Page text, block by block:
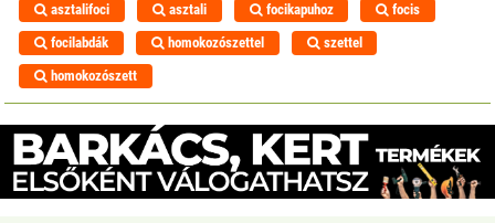
asztalifoci asztali focikapuhoz
focis
focilabdák
homokozószettel
szettel
homokozószett